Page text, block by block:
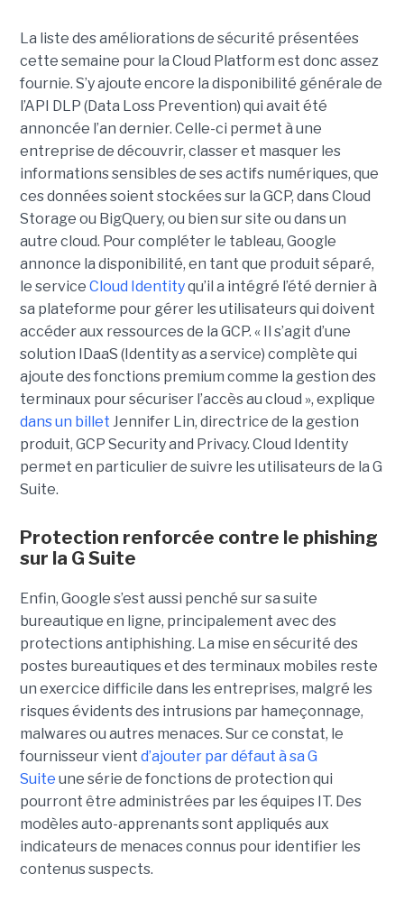
La liste des améliorations de sécurité présentées
cette semaine pour la Cloud Platform est donc assez
fournie. S’y ajoute encore la disponibilité générale de
l’API DLP (Data Loss Prevention) qui avait été
annoncée l’an dernier. Celle-ci permet à une
entreprise de découvrir, classer et masquer les
informations sensibles de ses actifs numériques, que
ces données soient stockées sur la GCP, dans Cloud
Storage ou BigQuery, ou bien sur site ou dans un
autre cloud. Pour compléter le tableau, Google
annonce la disponibilité, en tant que produit séparé,
le service Cloud Identityqu’il a intégré l’été dernier à
sa plateforme pour gérer les utilisateurs qui doivent
accéder aux ressources de la GCP. « Il s’agit d’une
solution IDaaS (Identity as a service) complète qui
ajoute des fonctions premium comme la gestion des
terminaux pour sécuriser l’accès au cloud », explique
dans un billet Jennifer Lin, directrice de la gestion
produit, GCP Security and Privacy. Cloud Identity
permet en particulier de suivre les utilisateurs de la G
Suite.
Protection renforcée contre le phishing
sur la G Suite
Enfin, Google s’est aussi penché sur sa suite
bureautique en ligne, principalement avec des
protections antiphishing. La mise en sécurité des
postes bureautiques et des terminaux mobiles reste
un exercice difficile dans les entreprises, malgré les
risques évidents des intrusions par hameçonnage,
malwares ou autres menaces. Sur ce constat, le
fournisseur vient d’ajouter par défaut à sa G
Suite une série de fonctions de protection qui
pourront être administrées par les équipes IT. Des
modèles auto-apprenants sont appliqués aux
indicateurs de menaces connus pour identifier les
contenus suspects.